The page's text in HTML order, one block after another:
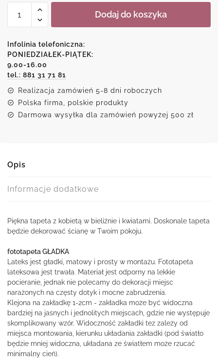
Tapeta
kobietą
w
bieliźnie
i
kwiatami
Dodaj do koszyka
Infolinia telefoniczna:
PONIEDZIAŁEK-PIĄTEK:
9.00-16.00
tel.: 881 31 71 81
Realizacja zamówień 5-8 dni roboczych
Polska firma, polskie produkty
Darmowa wysyłka dla zamówień powyżej 500 zł
Opis
Informacje dodatkowe
Piękna tapeta z kobietą w bieliźnie i kwiatami. Doskonale tapeta
będzie dekorować ścianę w Twoim pokoju.
fototapeta GŁADKA
Lateks jest gładki, matowy i prosty w montażu. Fototapeta
lateksowa jest trwała. Materiał jest odporny na lekkie
pocieranie, jednak nie polecamy do dekoracji miejsc
narażonych na częsty dotyk i mocne zabrudzenia.
Klejona na zakładkę 1-2cm - zakładka może być widoczna
bardziej na jasnych i jednolitych miejscach, gdzie nie występuje
skomplikowany wzór. Widoczność zakładki tez zależy od
miejsca montowania, kierunku układania zakładki (pod światło
będzie mniej widoczna, układana ze światłem może rzucać
minimalny cień).